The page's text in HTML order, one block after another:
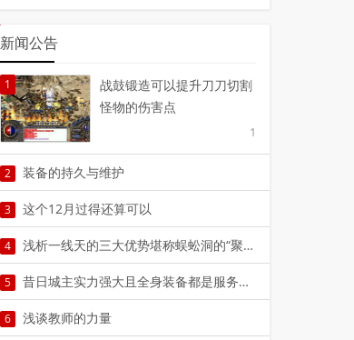
新闻公告
1
战鼓锻造可以提升刀刀切割
怪物的伤害点
1
2 装备的持久与维护
3 这个12月过得还算可以
4 浅析一线天的三大优势堪称蜈蚣洞的“聚宝盆”
5 昔日城主实力强大且全身装备都是服务器凶猛
6 浅谈教师的力量